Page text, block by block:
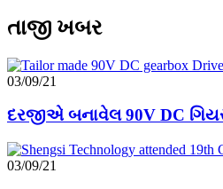
તાજી ખબર
03/09/21
દરજીએ બનાવેલ 90V DC
03/09/21